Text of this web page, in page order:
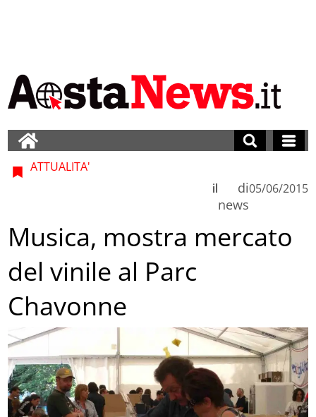
ATTUALITA'
di
news
il 05/06/2015
Musica, mostra mercato
del vinile al Parc
Chavonne